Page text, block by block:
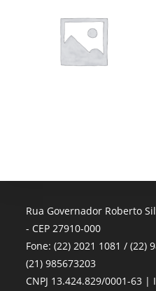
Rua Governador Roberto
- CEP 27910-000
Fone: (22) 2021 1081 / (22)
(21) 985673203
CNPJ 13.424.829/0001-63 |